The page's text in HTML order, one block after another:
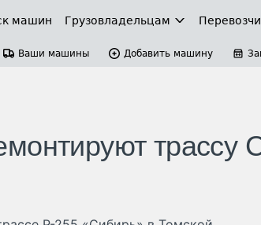
машин Грузовладельцам
Ваши машины Добавить машину
трассу